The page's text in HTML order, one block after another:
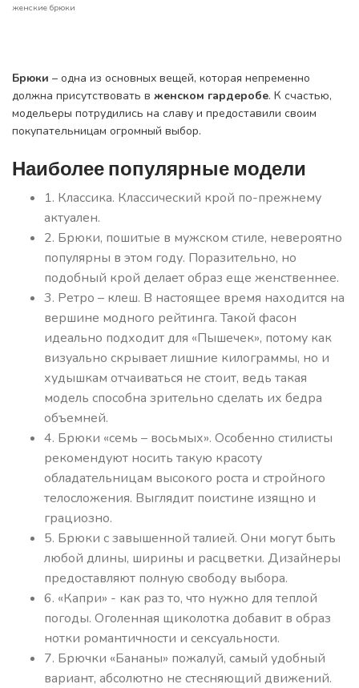
женские брюки
Брюки – одна из основных вещей, которая непременно
должна присутствовать в женском гардеробе. К счастью,
модельеры потрудились на славу и предоставили своим
покупательницам огромный выбор.
Наиболее популярные модели
1. Классика. Классический крой по-прежнему
актуален.
2. Брюки, пошитые в мужском стиле, невероятно
популярны в этом году. Поразительно, но
подобный крой делает образ еще женственнее.
3. Ретро – клеш. В настоящее время находится на
вершине модного рейтинга. Такой фасон
идеально подходит для «Пышечек», потому как
визуально скрывает лишние килограммы, но и
худышкам отчаиваться не стоит, ведь такая
модель способна зрительно сделать их бедра
объемней.
4. Брюки «семь – восьмых». Особенно стилисты
рекомендуют носить такую красоту
обладательницам высокого роста и стройного
телосложения. Выглядит поистине изящно и
грациозно.
5. Брюки с завышенной талией. Они могут быть
любой длины, ширины и расцветки. Дизайнеры
предоставляют полную свободу выбора.
6. «Капри» - как раз то, что нужно для теплой
погоды. Оголенная щиколотка добавит в образ
нотки романтичности и сексуальности.
7. Брючки «Бананы» пожалуй, самый удобный
вариант, абсолютно не стесняющий движений.